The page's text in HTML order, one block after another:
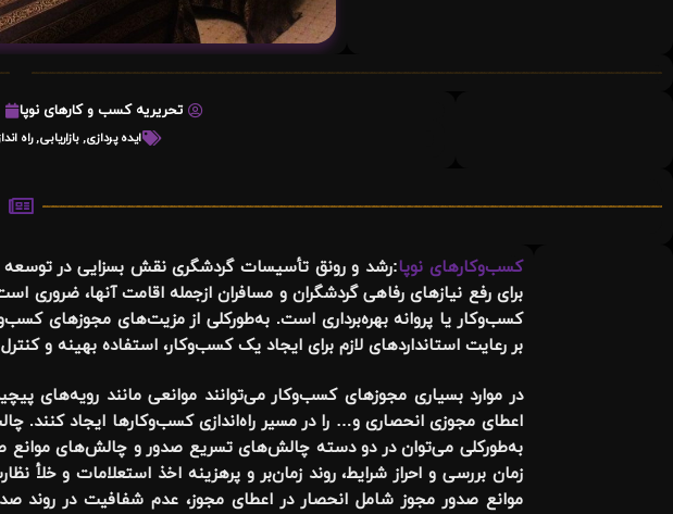
تحریریه کسب و کارهای نوپا
ایده پردازی,بازاریابی,راه
کسب‌وکارهای نوپا:رشد و رونق تأسیسات گردشگری نقش بسزایی در
برای رفع نیازهای رفاهی گردشگران و مسافران ازجمله اقامت آنها، ضروری
کسب‌وکار یا پروانه بهره‌برداری است. به‌طورکلی از مزیت‌های مجوزهای
بر رعایت استانداردهای لازم برای ایجاد یک کسب‌وکار، استفاده بهینه و
در موارد بسیاری مجوزهای کسب‌وکار می‌توانند موانعی مانند رویه‌های
اعطای مجوزی انحصاری و… را در مسیر راه‌اندازی کسب‌وکارها ایجاد
به‌طورکلی می‌توان در دو دسته چالش‌های تسریع صدور و چالش‌های موانع
زمان بررسی و احراز شرایط، روند زمان‌بر و پرهزینه اخذ استعلامات و
موانع صدور مجوز شامل انحصار در اعطای مجوز، عدم شفافیت در روند